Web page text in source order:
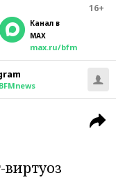
16+
Канал в
MAX
max.ru/bfm